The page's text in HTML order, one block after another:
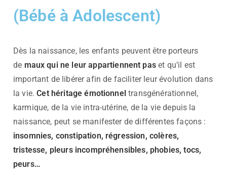
(Bébé à Adolescent)
Dès la naissance, les enfants peuvent être porteurs
de maux qui ne leur appartiennent paset qu’il est
important de libérer afin de faciliter leur évolution dans
la vie. Cet héritage émotionneltransgénérationnel,
karmique, de la vie intra-utérine, de la vie depuis la
naissance, peut se manifester de différentes façons :
insomnies, constipation, régression, colères,
tristesse, pleurs incompréhensibles, phobies, tocs,
peurs…